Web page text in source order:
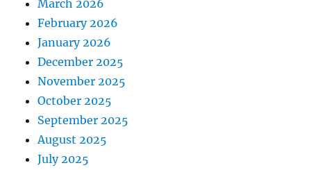
March 2026
February 2026
January 2026
December 2025
November 2025
October 2025
September 2025
August 2025
July 2025